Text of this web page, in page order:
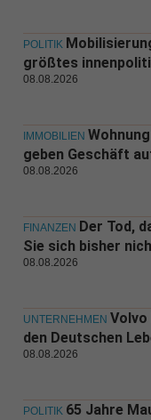
POLITIK
größtes
08.08.2026
IMMOBILIEN
geben Geschäft
08.08.2026
FINANZEN Der Tod,
Sie sich bisher
08.08.2026
UNTERNEHMEN Volvo
den Deutschen
08.08.2026
POLITIK 65 Jahre